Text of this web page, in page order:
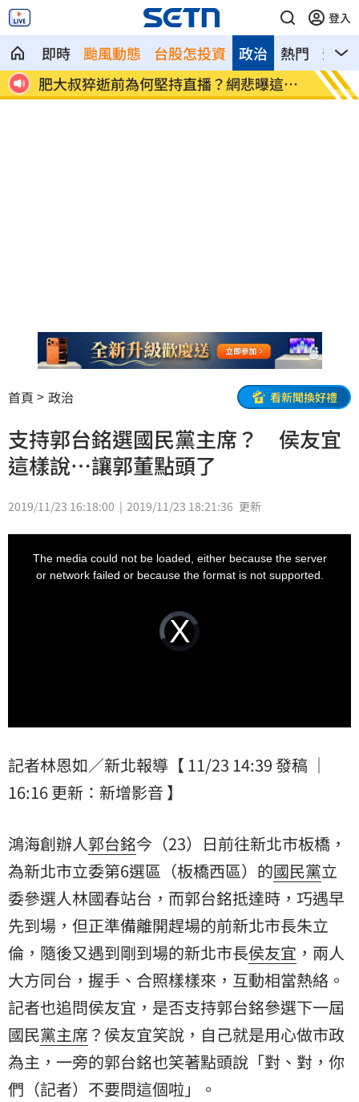
登入
即時 颱風動態 台股怎投資 熱門 影音
政治
墜
肥大叔猝逝前為何堅持直播？網悲曝這原
因
GPT
首頁 政治 看新聞換好禮
支持郭台銘選國民黨主席？ 侯友宜
這樣說…讓郭董點頭了
2019/11/23 16:18:00 2019/11/23 18:21:36 更新
Video
Player
is
loading.
The media could not be loaded, either because the server
or network failed or because the format is not supported.
記者林恩如／新北報導【 11/23 14:39 發稿 ｜
16:16 更新：新增影音 】
鴻海創辦人郭台銘今（23）日前往新北市板橋，
為新北市立委第6選區（板橋西區）的國民黨立
委參選人林國春站台，而郭台銘抵達時，巧遇早
先到場，但正準備離開趕場的前新北市長朱立
倫 ，隨後又遇到剛到場的新北市長侯友宜 ，兩人
大方同台，握手、合照樣樣來，互動相當熱絡。
記者也追問侯友宜，是否支持郭台銘參選下一屆
國民黨主席 ？侯友宜笑說，自己就是用心做市政
為主，一旁的郭台銘也笑著點頭說「對、對，你
們（記者）不要問這個啦」。